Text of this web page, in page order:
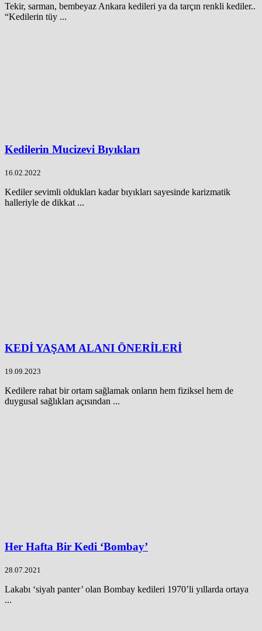
Tekir, sarman, bembeyaz Ankara kedileri ya da tarçın renkli kediler..
“Kedilerin tüy ...
Kedilerin Mucizevi Bıyıkları
16.02.2022
Kediler sevimli oldukları kadar bıyıkları sayesinde karizmatik
halleriyle de dikkat ...
KEDİ YAŞAM ALANI ÖNERİLERİ
19.09.2023
Kedilere rahat bir ortam sağlamak onların hem fiziksel hem de
duygusal sağlıkları açısından ...
Her Hafta Bir Kedi ‘Bombay’
28.07.2021
Lakabı ‘siyah panter’ olan Bombay kedileri 1970’li yıllarda ortaya
...